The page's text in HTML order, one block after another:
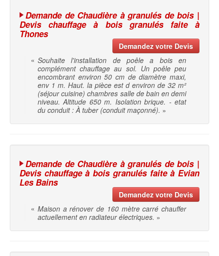
Demande de Chaudière à granulés de bois |
Devis chauffage à bois granulés faite à
Thones
Demandez votre Devis
« Souhaite l'installation de poêle a bois en
complément chauffage au sol. Un poêle peu
encombrant environ 50 cm de diamètre maxi,
env 1 m. Haut. la pièce est d environ de 32 m²
(séjour cuisine) chambres salle de bain en demi
niveau. Altitude 650 m. Isolation brique. - etat
du conduit : À tuber (conduit maçonné). »
Demande de Chaudière à granulés de bois |
Devis chauffage à bois granulés faite à Evian
Les Bains
Demandez votre Devis
« Maison a rénover de 160 mètre carré chauffer
actuellement en radiateur électriques. »